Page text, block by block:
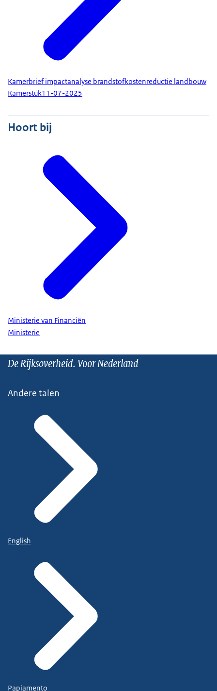
Kamerbrief impactanalyse brandstofkostenreductie landbouw
Kamerstuk11-07-2025
Hoort bij
Ministerie van Financiën
Ministerie
De Rijksoverheid. Voor Nederland
Andere talen
English
Papiamento